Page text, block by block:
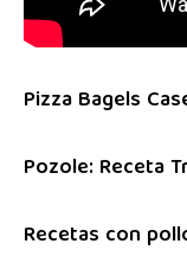
Pizza Bagels
Pozole: Receta
Recetas con